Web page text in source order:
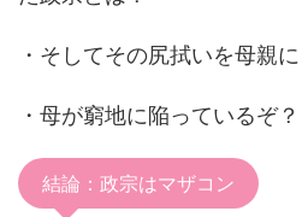
・そしてその尻拭いを母親
・母が窮地に陥っているぞ？
結論：政宗はマザコン